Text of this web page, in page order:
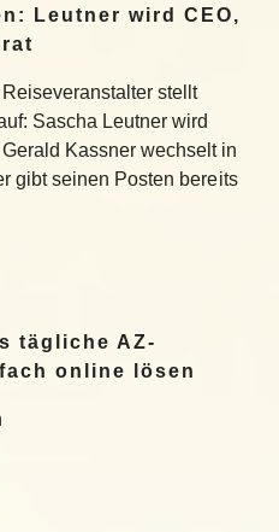
Leutner wird CEO,
stellt
Sascha Leutner wird
Kassner wechselt in
gibt seinen Posten bereits
tägliche AZ-
online lösen